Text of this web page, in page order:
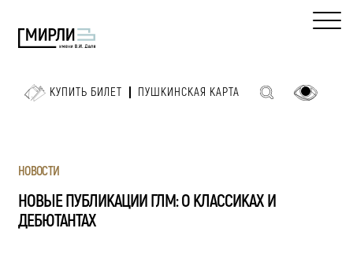
КУПИТЬ БИЛЕТ ПУШКИНСКАЯ КАРТА
НОВОСТИ
НОВЫЕ ПУБЛИКАЦИИ ГЛМ: О КЛАССИКАХ И
ДЕБЮТАНТАХ